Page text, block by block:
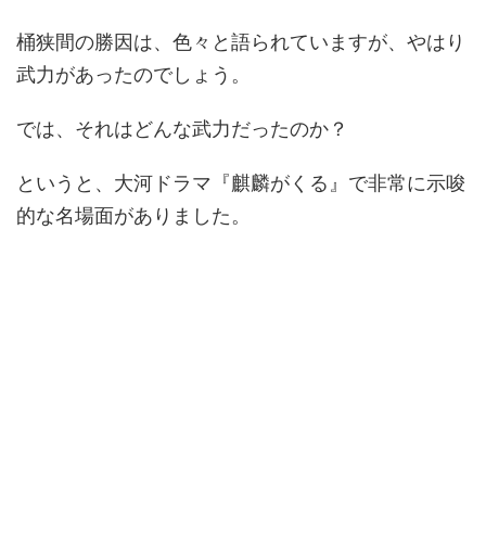
桶狭間の勝因は、色々と語られていますが、やはり
武力があったのでしょう。
では、それはどんな武力だったのか？
というと、大河ドラマ『麒麟がくる』で非常に示唆
的な名場面がありました。